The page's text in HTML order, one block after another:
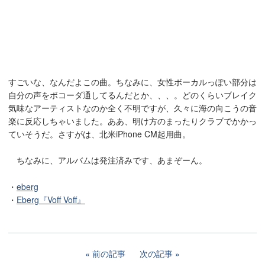
すごいな、なんだよこの曲。ちなみに、女性ボーカルっぽい部分は
自分の声をボコーダ通してるんだとか、、、。どのくらいブレイク
気味なアーティストなのか全く不明ですが、久々に海の向こうの音
楽に反応しちゃいました。ああ、明け方のまったりクラブでかかっ
ていそうだ。さすがは、北米iPhone CM起用曲。
ちなみに、アルバムは発注済みです、あまぞーん。
・ eberg
・ Eberg『Voff Voff』
前の記事 次の記事